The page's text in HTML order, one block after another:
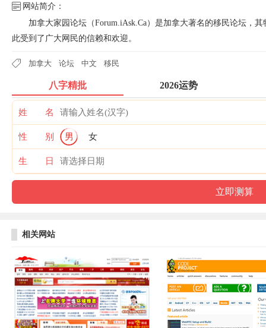
网站简介：
加拿大家园论坛（Forum.iAsk.Ca）是加拿大著名的移民论坛，
此受到了广大网民的信赖和欢迎。
加拿大 论坛 中文 移民
八字精批 2026运势
姓 名
性 别 男 女
生 日
相关网站